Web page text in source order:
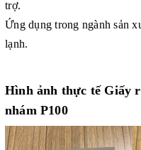
trợ.
Ứng dụng trong ngành sản
lạnh.
Hình ảnh thực tế Giấy
nhám P100